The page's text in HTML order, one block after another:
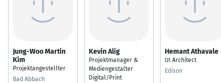
Jung-Woo Martin
Kim
Projektangestellter
Bad Abbach
Kevin Alig
Projektmanager &
Mediengestalter
Digital/Print
Hemant Athavale
UI Architect
Edison